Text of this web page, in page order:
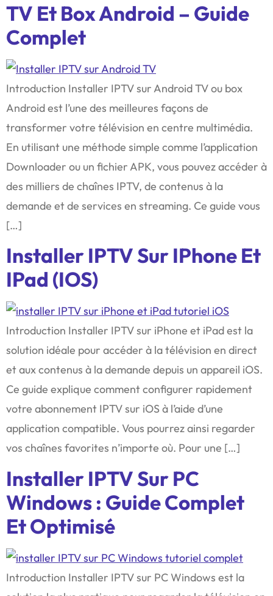
TV Et Box Android – Guide
Complet
Introduction Installer IPTV sur Android TV ou box
Android est l’une des meilleures façons de
transformer votre télévision en centre multimédia.
En utilisant une méthode simple comme l’application
Downloader ou un fichier APK, vous pouvez accéder à
des milliers de chaînes IPTV, de contenus à la
demande et de services en streaming. Ce guide vous
[…]
Installer IPTV Sur IPhone Et
IPad (iOS)
Introduction Installer IPTV sur iPhone et iPad est la
solution idéale pour accéder à la télévision en direct
et aux contenus à la demande depuis un appareil iOS.
Ce guide explique comment configurer rapidement
votre abonnement IPTV sur iOS à l’aide d’une
application compatible. Vous pourrez ainsi regarder
vos chaînes favorites n’importe où. Pour une […]
Installer IPTV Sur PC
Windows : Guide Complet
Et Optimisé
Introduction Installer IPTV sur PC Windows est la